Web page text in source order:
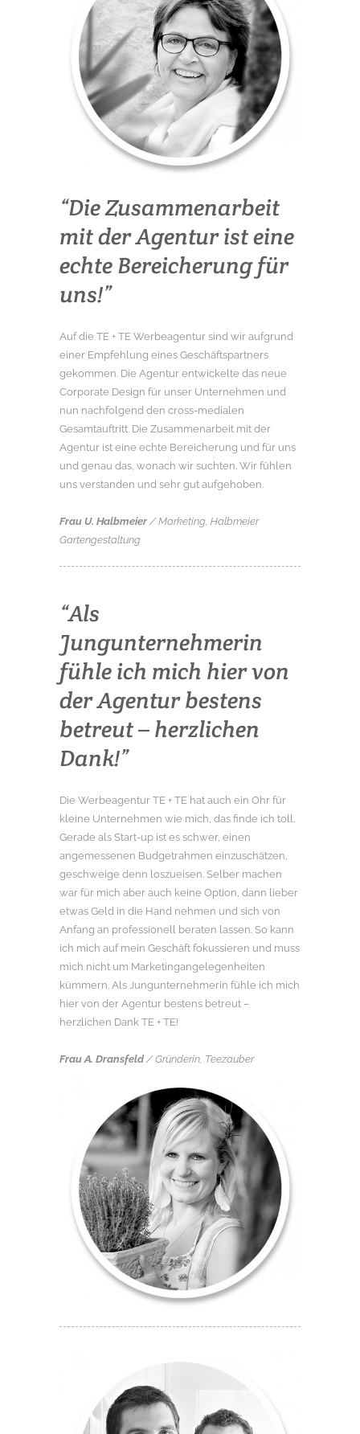
“Die Zusammenarbeit
mit der Agentur ist eine
echte Bereicherung für
uns!”
Auf die TE + TE Werbeagentur sind wir aufgrund
einer Empfehlung eines Geschäftspartners
gekommen. Die Agentur entwickelte das neue
Corporate Design für unser Unternehmen und
nun nachfolgend den cross-medialen
Gesamtauftritt. Die Zusammenarbeit mit der
Agentur ist eine echte Bereicherung und für uns
und genau das, wonach wir suchten. Wir fühlen
uns verstanden und sehr gut aufgehoben.
Frau U. Halbmeier/ Marketing, Halbmeier
Gartengestaltung
“Als
Jungunternehmerin
fühle ich mich hier von
der Agentur bestens
betreut – herzlichen
Dank!”
Die Werbeagentur TE + TE hat auch ein Ohr für
kleine Unternehmen wie mich, das finde ich toll.
Gerade als Start-up ist es schwer, einen
angemessenen Budgetrahmen einzuschätzen,
geschweige denn loszueisen. Selber machen
war für mich aber auch keine Option, dann lieber
etwas Geld in die Hand nehmen und sich von
Anfang an professionell beraten lassen. So kann
ich mich auf mein Geschäft fokussieren und muss
mich nicht um Marketingangelegenheiten
kümmern. Als Jungunternehmerin fühle ich mich
hier von der Agentur bestens betreut –
herzlichen Dank TE + TE!
Frau A. Dransfeld/ Gründerin, Teezauber